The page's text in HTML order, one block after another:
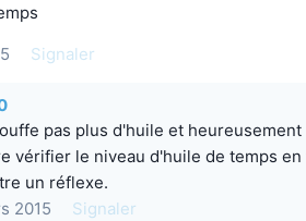
Signaler
pas plus d'huile et heureusement
vérifier le niveau d'huile de temps en
un réflexe.
2015
Signaler